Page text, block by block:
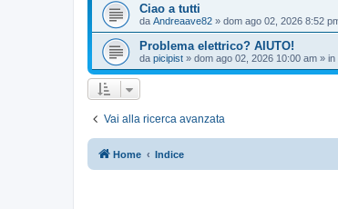
Ciao a tutti
da Andreaave82 » dom ago 02, 2026 8:52
Problema elettrico? AIUTO!
da picipist » dom ago 02, 2026 10:00 am » in
Vai alla ricerca avanzata
Home Indice